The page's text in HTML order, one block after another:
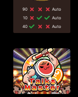
90
Auto
10
Auto
40
Auto